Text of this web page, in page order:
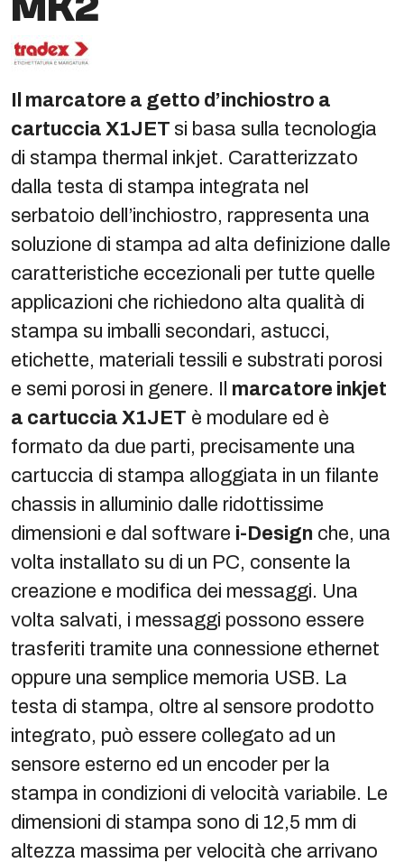
Il marcatore a getto d’inchiostro a
cartuccia X1JET si basa sulla tecnologia
di stampa thermal inkjet. Caratterizzato
dalla testa di stampa integrata nel
serbatoio dell’inchiostro, rappresenta una
soluzione di stampa ad alta definizione dalle
caratteristiche eccezionali per tutte quelle
applicazioni che richiedono alta qualità di
stampa su imballi secondari, astucci,
etichette, materiali tessili e substrati porosi
e semi porosi in genere. Il marcatore inkjet
a cartuccia X1JET è modulare ed è
formato da due parti, precisamente una
cartuccia di stampa alloggiata in un filante
chassis in alluminio dalle ridottissime
dimensioni e dal software i-Design che, una
volta installato su di un PC, consente la
creazione e modifica dei messaggi. Una
volta salvati, i messaggi possono essere
trasferiti tramite una connessione ethernet
oppure una semplice memoria USB. La
testa di stampa, oltre al sensore prodotto
integrato, può essere collegato ad un
sensore esterno ed un encoder per la
stampa in condizioni di velocità variabile. Le
dimensioni di stampa sono di 12,5 mm di
altezza massima per velocità che arrivano